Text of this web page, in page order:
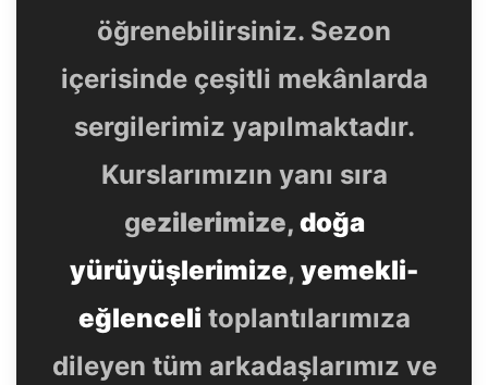
öğrenebilirsiniz. Sezon
içerisinde çeşitli mekânlarda
sergilerimiz yapılmaktadır.
Kurslarımızın yanı sıra
gezilerimize, doğa
yürüyüşlerimize, yemekli-
eğlenceli toplantılarımıza
dileyen tüm arkadaşlarımız ve